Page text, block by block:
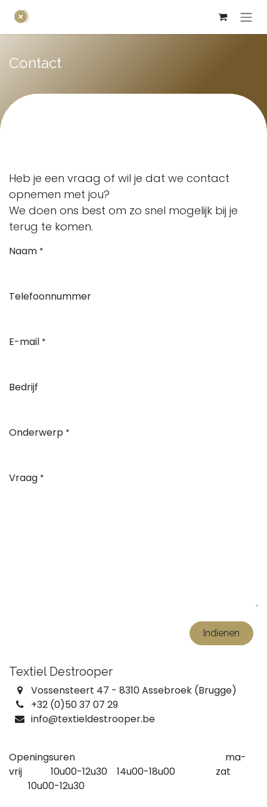
Overslaan naar inhoud
Contact
Heb je een vraag of wil je dat we contact
opnemen met jou?
We doen ons best om zo snel mogelijk bij je
terug te komen.
Naam *
Telefoonnummer
E-mail *
Bedrijf
Onderwerp *
Vraag *
Indienen
Textiel Destrooper
Vossensteert 47 - 8310 Assebroek (Brugge)
+32 (0)50 37 07 29
info@textieldestrooper.be
Openingsuren ma-
vrij 10u00-12u30 14u00-18u00 zat
10u00-12u30